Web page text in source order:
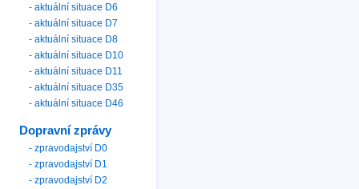
- aktuální situace D6
- aktuální situace D7
- aktuální situace D8
- aktuální situace D10
- aktuální situace D11
- aktuální situace D35
- aktuální situace D46
Dopravní zprávy
- zpravodajství D0
- zpravodajství D1
- zpravodajství D2